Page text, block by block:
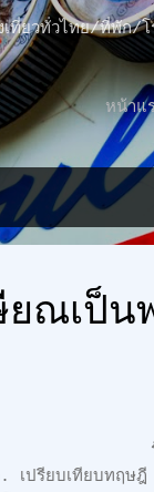
องเที่ยวทั่วไทย/
หน้าแ
ณเป็น
รกระทรว
เปรียบเทียบทฤษ